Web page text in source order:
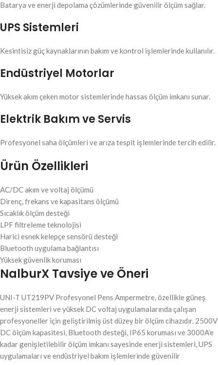
Batarya ve enerji depolama çözümlerinde güvenilir ölçüm sağlar.
UPS Sistemleri
Kesintisiz güç kaynaklarının bakım ve kontrol işlemlerinde kullanılır.
Endüstriyel Motorlar
Yüksek akım çeken motor sistemlerinde hassas ölçüm imkanı sunar.
Elektrik Bakım ve Servis
Profesyonel saha ölçümleri ve arıza tespit işlemlerinde tercih edilir.
Ürün Özellikleri
AC/DC akım ve voltaj ölçümü
Direnç, frekans ve kapasitans ölçümü
Sıcaklık ölçüm desteği
LPF filtreleme teknolojisi
Harici esnek kelepçe sensörü desteği
Bluetooth uygulama bağlantısı
Yüksek güvenlik koruması
NalburX Tavsiye ve Öneri
UNI-T UT219PV Profesyonel Pens Ampermetre, özellikle güneş
enerji sistemleri ve yüksek DC voltaj uygulamalarında çalışan
profesyoneller için geliştirilmiş üst düzey bir ölçüm cihazıdır. 2500V
DC ölçüm kapasitesi, Bluetooth desteği, IP65 koruması ve 3000A’e
kadar genişletilebilir ölçüm imkanı sayesinde enerji sistemleri, UPS
uygulamaları ve endüstriyel bakım işlemlerinde güvenilir